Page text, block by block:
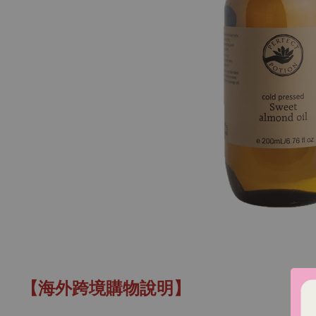
【海外跨境購物說明】